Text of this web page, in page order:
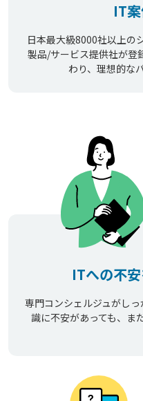
IT
日本最大級8000社以上の
製品/サービス提供社が登
わり、理想的な
ITへの不
専門コンシェルジュがし
識に不安があっても、ま